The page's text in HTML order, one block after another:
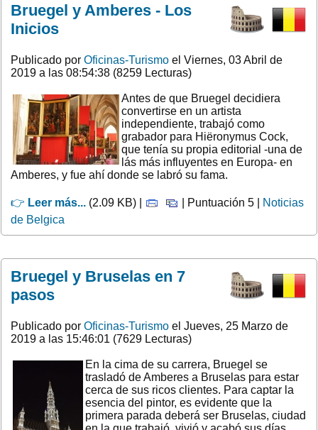
Bruegel y Amberes - Los
Inicios
Publicado por Oficinas-Turismo el Viernes, 03 Abril de
2019 a las 08:54:38 (8259 Lecturas)
Antes de que Bruegel decidiera
convertirse en un artista
independiente, trabajó como
grabador para Hiëronymus Cock,
que tenía su propia editorial -una de
lás más influyentes en Europa- en
Amberes, y fue ahí donde se labró su fama.
👉 Leer más... (2.09 KB) | | Puntuación 5 |
Noticias
de Belgica
Bruegel y Bruselas en 7
pasos
Publicado por Oficinas-Turismo el Jueves, 25 Marzo de
2019 a las 15:46:01 (7629 Lecturas)
En la cima de su carrera, Bruegel se
trasladó de Amberes a Bruselas para estar
cerca de sus ricos clientes. Para captar la
esencia del pintor, es evidente que la
primera parada deberá ser Bruselas, ciudad